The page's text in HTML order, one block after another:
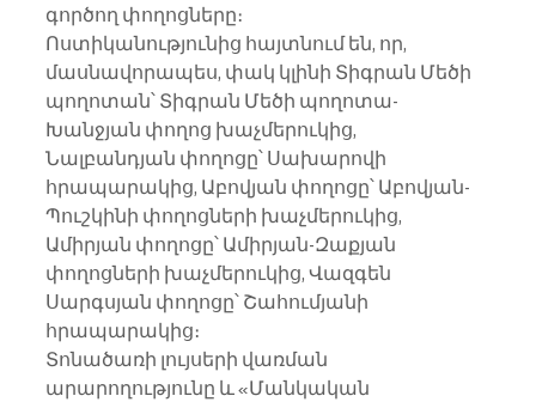
գործող փողոցները։
Ոստիկանությունից հայտնում են, որ,
մասնավորապես, փակ կլինի Տիգրան Մեծի
պողոտան՝ Տիգրան Մեծի պողոտա-
Խանջյան փողոց խաչմերուկից,
Նալբանդյան փողոցը՝ Սախարովի
հրապարակից, Աբովյան փողոցը՝ Աբովյան-
Պուշկինի փողոցների խաչմերուկից,
Ամիրյան փողոցը՝ Ամիրյան-Զաքյան
փողոցների խաչմերուկից, Վազգեն
Սարգսյան փողոցը՝ Շահումյանի
հրապարակից։
Տոնածառի լույսերի վառման
արարողությունը և «Մանկական